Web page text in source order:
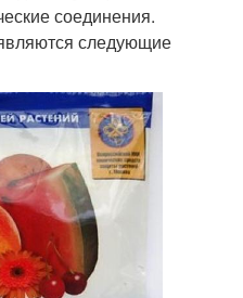
соединения.
следующие